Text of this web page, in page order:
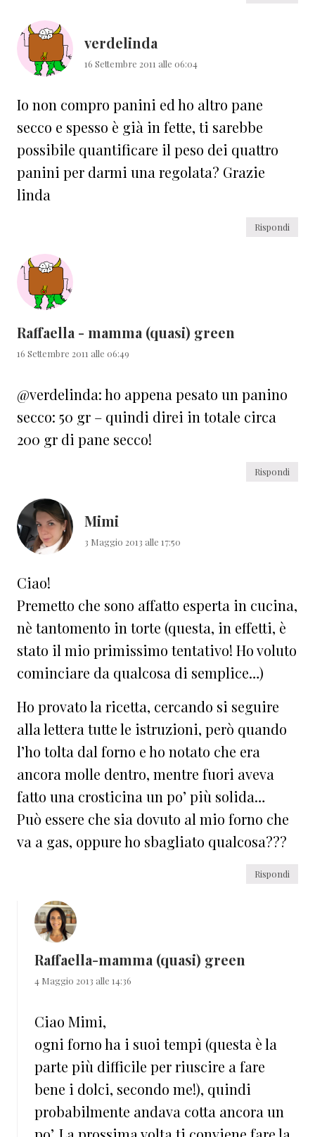
verdelinda
16 Settembre 2011 alle 06:04
Io non compro panini ed ho altro pane
secco e spesso è già in fette, ti sarebbe
possibile quantificare il peso dei quattro
panini per darmi una regolata? Grazie
linda
Rispondi
Raffaella - mamma (quasi) green
16 Settembre 2011 alle 06:49
@verdelinda: ho appena pesato un panino
secco: 50 gr – quindi direi in totale circa
200 gr di pane secco!
Rispondi
Mimi
3 Maggio 2013 alle 17:50
Ciao!
Premetto che sono affatto esperta in cucina,
nè tantomento in torte (questa, in effetti, è
stato il mio primissimo tentativo! Ho voluto
cominciare da qualcosa di semplice…)
Ho provato la ricetta, cercando si seguire
alla lettera tutte le istruzioni, però quando
l’ho tolta dal forno e ho notato che era
ancora molle dentro, mentre fuori aveva
fatto una crosticina un po’ più solida…
Può essere che sia dovuto al mio forno che
va a gas, oppure ho sbagliato qualcosa???
Rispondi
Raffaella-mamma (quasi) green
4 Maggio 2013 alle 14:36
Ciao Mimi,
ogni forno ha i suoi tempi (questa è la
parte più difficile per riuscire a fare
bene i dolci, secondo me!), quindi
probabilmente andava cotta ancora un